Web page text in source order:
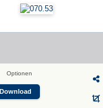
Optionen
Download